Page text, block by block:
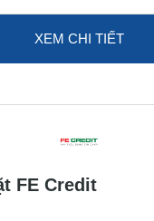
XEM CHI TIẾT
FE Credit